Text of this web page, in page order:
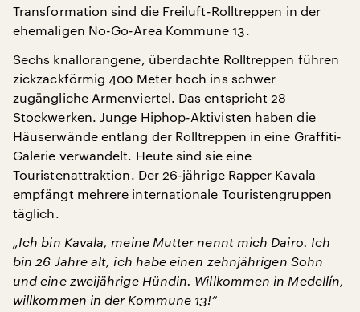
Transformation sind die Freiluft-Rolltreppen in der
ehemaligen No-Go-Area Kommune 13.
Sechs knallorangene, überdachte Rolltreppen führen
zickzackförmig 400 Meter hoch ins schwer
zugängliche Armenviertel. Das entspricht 28
Stockwerken. Junge Hiphop-Aktivisten haben die
Häuserwände entlang der Rolltreppen in eine Graffiti-
Galerie verwandelt. Heute sind sie eine
Touristenattraktion. Der 26-jährige Rapper Kavala
empfängt mehrere internationale Touristengruppen
täglich.
„Ich bin Kavala, meine Mutter nennt mich Dairo. Ich
bin 26 Jahre alt, ich habe einen zehnjährigen Sohn
und eine zweijährige Hündin. Willkommen in Medellín,
willkommen in der Kommune 13!“